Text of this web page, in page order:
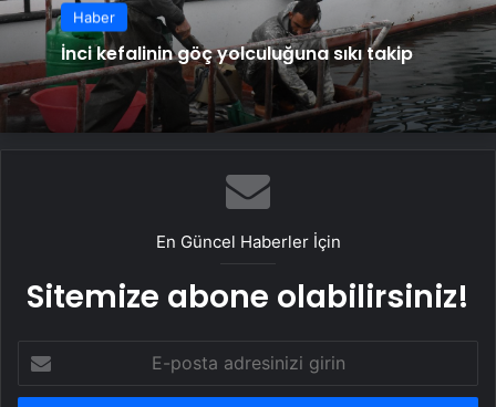
Haber
İnci kefalinin göç yolculuğuna sıkı takip
En Güncel Haberler İçin
Sitemize abone olabilirsiniz!
posta
adresinizi